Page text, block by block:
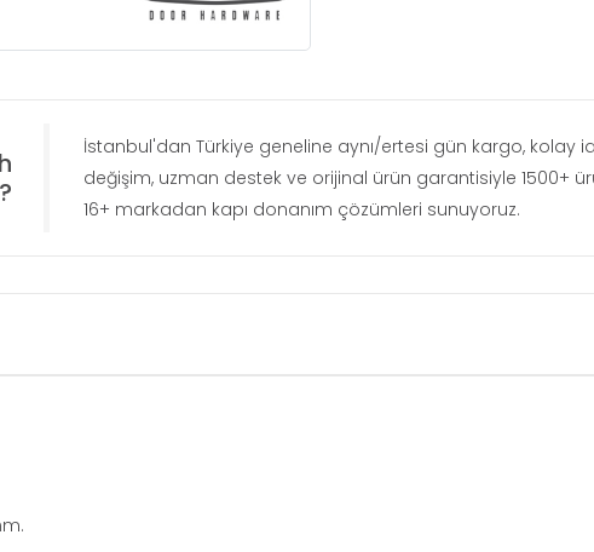
İstanbul'dan Türkiye geneline aynı/ertesi gün kargo, kolay
değişim, uzman destek ve orijinal ürün garantisiyle 1500+
16+ markadan kapı donanım çözümleri sunuyoruz.